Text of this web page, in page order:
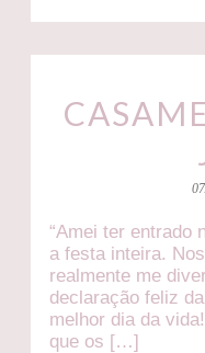
“Amei ter entrado
a festa inteira.
realmente me
declaração feliz
melhor dia da
que os […]